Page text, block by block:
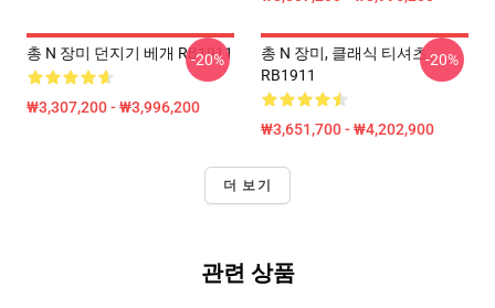
총 N 장미 던지기 베개 RB1911
₩3,307,200 - ₩3,996,200
-20%
총 N 장미, 클래식 티셔츠
RB1911
₩3,651,700 - ₩4,202,900
-20%
더 보기
관련 상품